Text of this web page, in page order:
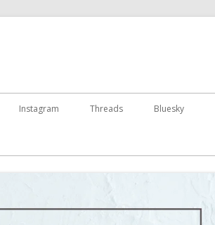
コ
移
Instagram Threads Bluesky